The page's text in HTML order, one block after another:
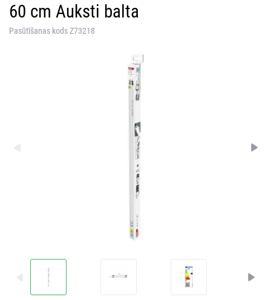
60 cm Auksti balta
Pasūtīšanas kods Z73218